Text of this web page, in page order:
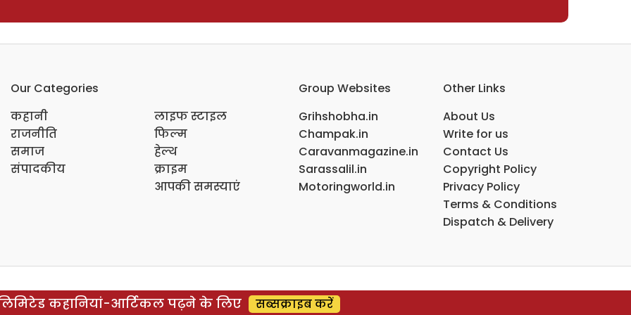
Our Categories
कहानी
राजनीति
समाज
संपादकीय
लाइफ स्टाइल
फिल्म
हेल्थ
क्राइम
आपकी समस्याएं
Group Websites
Grihshobha.in
Champak.in
Caravanmagazine.in
Sarassalil.in
Motoringworld.in
Other Links
About Us
Write for us
Contact Us
Copyright Policy
Privacy Policy
Terms & Conditions
Dispatch & Delivery
कहानियां-आर्टिकल पढ़ने के लिए सब्सक्राइब करें